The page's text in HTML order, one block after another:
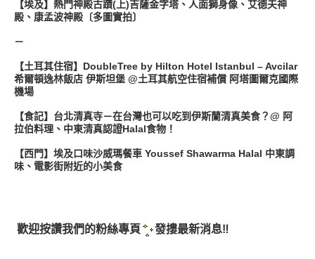
【埃及】熱門神殿古蹟(上)吉薩金字塔、人面獅身像、艾德夫神
殿、康孟波神殿〔多圖實拍〕
－
【土耳其住宿】DoubleTree by Hilton Hotel Istanbul – Avcilar
希爾頓逸林飯店 伊斯坦堡 @土耳其航空住宿補償 阿塔圖爾克國際
機場
【食記】台北清真寺－在台灣也可以吃到伊斯蘭清真美食？@ 阿
拉伯料理、中東清真認證Halal食物！
【西門】埃及口味沙威瑪餐車 Youssef Shawarma Halal 中東調
味、電影街附近的小美食
歡迎按讚我們的粉絲專頁 發摟最新消息‼